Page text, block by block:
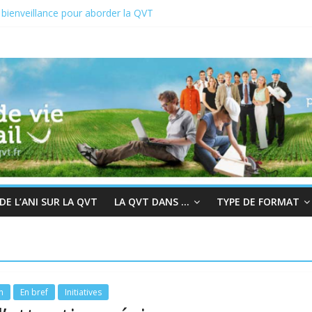
pour aborder la QVT
chair à la bienveillance
et QVT
L’ANI SUR LA QVT LA QVT DANS … TYPE DE FORMAT
En bref Initiatives